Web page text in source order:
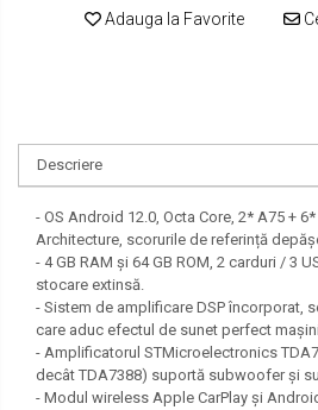
VW/SEAT/SKODAAdauga la Favorite
Descriere
- OS Android 12.0, Octa Core, 2* A75 +
Architecture, scorurile de referință
- 4 GB RAM și 64 GB ROM, 2 carduri / 3
stocare extinsă.
- Sistem de amplificare DSP încorporat,
care aduc efectul de sunet perfect
- Amplificatorul STMicroelectronics
decât TDA7388) suportă subwoofer și
- Modul wireless Apple CarPlay și